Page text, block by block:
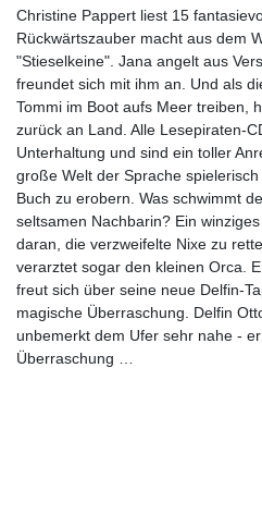
Christine Pappert liest 15
Rückwärtszauber macht aus dem
"Stieselkeine". Jana angelt aus
freundet sich mit ihm an. Und als
Tommi im Boot aufs Meer treiben,
zurück an Land. Alle Lesepiraten-
Unterhaltung und sind ein toller
große Welt der Sprache
Buch zu erobern. Was schwimmt
seltsamen Nachbarin? Ein
daran, die verzweifelte Nixe zu
verarztet sogar den kleinen Orca.
freut sich über seine neue Delfin-
magische Überraschung. Delfin
unbemerkt dem Ufer sehr nahe -
Überraschung …